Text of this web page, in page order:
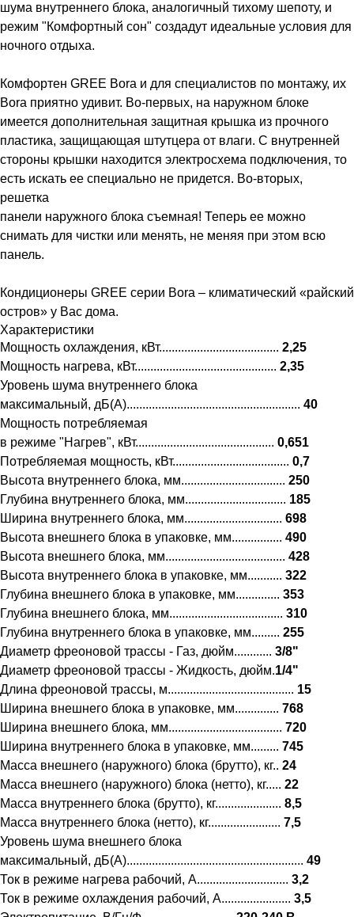
шума внутреннего блока, аналогичный тихому шепоту, и
режим "Комфортный сон" создадут идеальные условия для
ночного отдыха.
Комфортен GREE Bora и для специалистов по монтажу, их
Bora приятно удивит. Во-первых, на наружном блоке
имеется дополнительная защитная крышка из прочного
пластика, защищающая штутцера от влаги. С внутренней
стороны крышки находится электросхема подключения, то
есть искать ее специально не придется. Во-вторых,
решетка
панели наружного блока съемная! Теперь ее можно
снимать для чистки или менять, не меняя при этом всю
панель.
Кондиционеры GREE серии Bora – климатический «райский
остров» у Вас дома.
Характеристики
Мощность охлаждения, кВт...................................... 2,25
Мощность нагрева, кВт............................................. 2,35
Уровень шума внутреннего блока
максимальный, дБ(А)....................................................... 40
Мощность потребляемая
в режиме "Нагрев", кВт............................................ 0,651
Потребляемая мощность, кВт..................................... 0,7
Высота внутреннего блока, мм................................. 250
Глубина внутреннего блока, мм................................ 185
Ширина внутреннего блока, мм............................... 698
Высота внешнего блока в упаковке, мм................ 490
Высота внешнего блока, мм...................................... 428
Высота внутреннего блока в упаковке, мм........... 322
Глубина внешнего блока в упаковке, мм.............. 353
Глубина внешнего блока, мм.................................... 310
Глубина внутреннего блока в упаковке, мм......... 255
Диаметр фреоновой трассы - Газ, дюйм............ 3/8"
Диаметр фреоновой трассы - Жидкость, дюйм.1/4"
Длина фреоновой трассы, м........................................ 15
Ширина внешнего блока в упаковке, мм.............. 768
Ширина внешнего блока, мм.................................... 720
Ширина внутреннего блока в упаковке, мм......... 745
Масса внешнего (наружного) блока (брутто), кг.. 24
Масса внешнего (наружного) блока (нетто), кг..... 22
Масса внутреннего блока (брутто), кг..................... 8,5
Масса внутреннего блока (нетто), кг....................... 7,5
Уровень шума внешнего блока
максимальный, дБ(А)........................................................ 49
Ток в режиме нагрева рабочий, А............................. 3,2
Ток в режиме охлаждения рабочий, А...................... 3,5